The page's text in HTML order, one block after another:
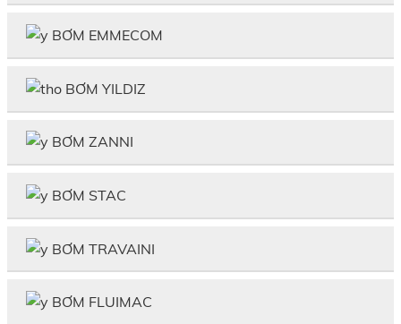
BƠM EMMECOM
BƠM YILDIZ
BƠM ZANNI
BƠM STAC
BƠM TRAVAINI
BƠM FLUIMAC